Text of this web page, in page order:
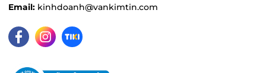
Email: kinhdoanh@vankimtin.com